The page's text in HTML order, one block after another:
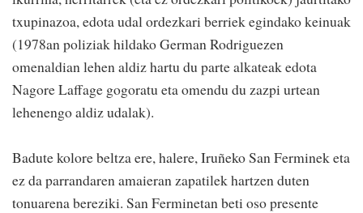
txupinazoa, edota udal ordezkari berriek egindako keinuak
(1978an poliziak hildako German Rodriguezen
omenaldian lehen aldiz hartu du parte alkateak edota
Nagore Laffage gogoratu eta omendu du zazpi urtean
lehenengo aldiz udalak).
Badute kolore beltza ere, halere, Iruñeko San Ferminek eta
ez da parrandaren amaieran zapatilek hartzen duten
tonuarena bereziki. San Ferminetan beti oso presente